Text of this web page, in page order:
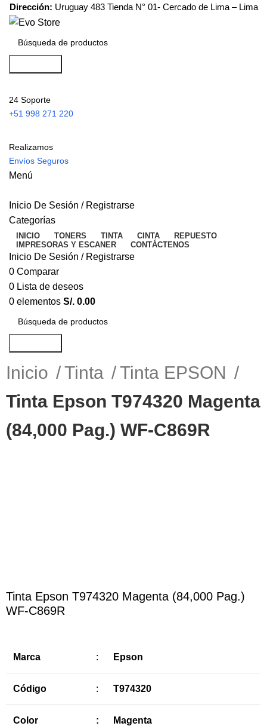
Dirección: Uruguay 483 Tienda N° 01- Cercado de Lima – Lima
24 Soporte
+51 998 271 220
Realizamos
Envíos Seguros
Menú
Inicio De Sesión / Registrarse
Categorías
INICIO TONERS TINTA CINTA
REPUESTO
IMPRESORAS Y ESCANER
CONTÁCTENOS
Inicio De Sesión / Registrarse
0 Comparar
0 Lista de deseos
0 elementos S/. 0.00
Inicio Tinta
Tinta EPSON
Tinta Epson T974320 Magenta
(84,000 Pag.) WF-C869R
Tinta Epson T974320 Magenta (84,000 Pag.)
WF-C869R
Marca : Epson
Código : T974320
Color : Magenta